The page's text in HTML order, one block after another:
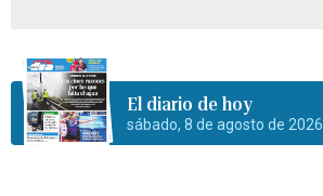
El diario de hoy
sábado, 8 de agosto de 2026